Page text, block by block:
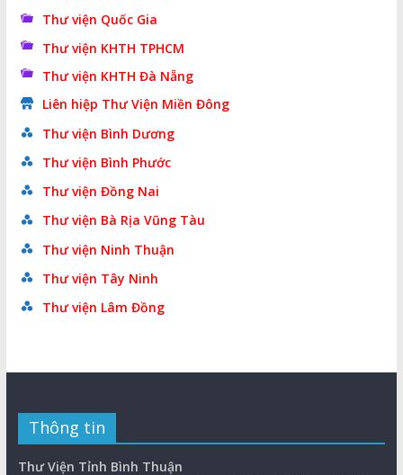
Thư viện Quốc Gia
Thư viện KHTH TPHCM
Thư viện KHTH Đà Nẵng
Liên hiệp Thư Viện Miền Đông
Thư viện Bình Dương
Thư viện Bình Phước
Thư viện Đồng Nai
Thư viện Bà Rịa Vũng Tàu
Thư viện Ninh Thuận
Thư viện Tây Ninh
Thư viện Lâm Đồng
Thông tin
Thư Viện Tỉnh Bình Thuận